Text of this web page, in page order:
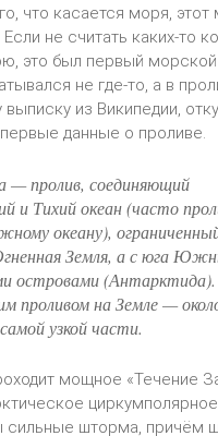
что касается моря,
не считать каких-то
это был первый
не где-то, а в
из Википедии,
данные о проливе.
— пролив, соединяющий
и Тихий океан (часто
океану),
Земля, а с юга
островами (Антарктида).
проливом на Земле —
узкой части.
мощное «Течение
циркумполярное
сильные шторма, причём